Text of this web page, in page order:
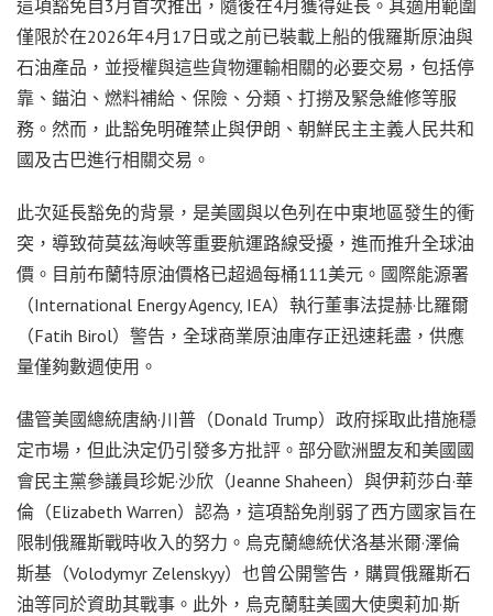
這項豁免自3月首次推出，隨後在4月獲得延長。其適用範圍
僅限於在2026年4月17日或之前已裝載上船的俄羅斯原油與
石油產品，並授權與這些貨物運輸相關的必要交易，包括停
靠、錨泊、燃料補給、保險、分類、打撈及緊急維修等服
務。然而，此豁免明確禁止與伊朗、朝鮮民主主義人民共和
國及古巴進行相關交易。
此次延長豁免的背景，是美國與以色列在中東地區發生的衝
突，導致荷莫茲海峽等重要航運路線受擾，進而推升全球油
價。目前布蘭特原油價格已超過每桶111美元。國際能源署
（International Energy Agency, IEA）執行董事法提赫·比羅爾
（Fatih Birol）警告，全球商業原油庫存正迅速耗盡，供應
量僅夠數週使用。
儘管美國總統唐納·川普（Donald Trump）政府採取此措施穩
定市場，但此決定仍引發多方批評。部分歐洲盟友和美國國
會民主黨參議員珍妮·沙欣（Jeanne Shaheen）與伊莉莎白·華
倫（Elizabeth Warren）認為，這項豁免削弱了西方國家旨在
限制俄羅斯戰時收入的努力。烏克蘭總統伏洛基米爾·澤倫
斯基（Volodymyr Zelenskyy）也曾公開警告，購買俄羅斯石
油等同於資助其戰事。此外，烏克蘭駐美國大使奧莉加·斯